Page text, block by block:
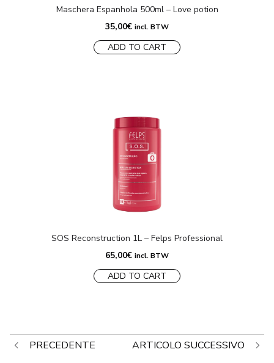
Maschera Espanhola 500ml – Love potion
35,00€ incl. BTW
ADD TO CART
SOS Reconstruction 1L – Felps Professional
65,00€ incl. BTW
ADD TO CART
Navigazione
PRECEDENTE ARTICOLO SUCCESSIVO